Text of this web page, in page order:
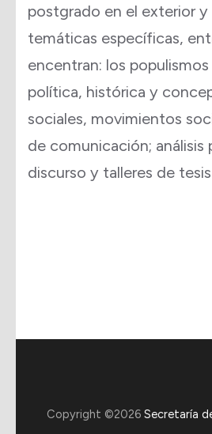
postgrado en el exterior y
temáticas específicas,
encentran: los
política, histórica y
sociales, movimientos
de comunicación; análisis
discurso y talleres de
Copyright ©2026 Secretaría